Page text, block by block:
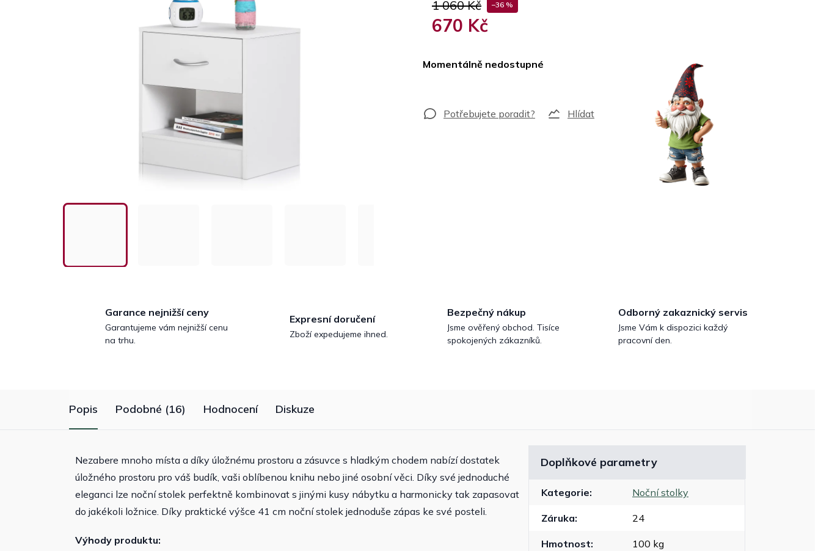
1 060 Kč –36 %
670 Kč
Momentálně nedostupné
Hlídat
Garance nejnižší ceny
Garantujeme vám nejnižší cenu
na trhu.
Expresní doručení
Zboží expedujeme ihned.
Bezpečný nákup
Jsme ověřený obchod. Tisíce
spokojených zákazníků.
Odborný zakaznický servis
Jsme Vám k dispozici každý
pracovní den.
Popis Podobné (16) Hodnocení Diskuze
Nezabere mnoho místa a díky úložnému prostoru a zásuvce s hladkým chodem nabízí dostatek
úložného prostoru pro váš budík, vaši oblíbenou knihu nebo jiné osobní věci. Díky své jednoduché
eleganci lze noční stolek perfektně kombinovat s jinými kusy nábytku a harmonicky tak zapasovat
do jakékoli ložnice. Díky praktické výšce 41 cm noční stolek jednoduše zápas ke své posteli.
Výhody produktu:
Doplňkové parametry
Kategorie: Noční stolky
Záruka: 24
Hmotnost: 100 kg